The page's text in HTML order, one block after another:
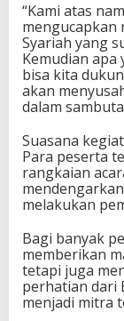
“Kami atas
mengucapkan
Syariah yang
Kemudian apa
bisa kita
akan
dalam
Suasana
Para peserta
rangkaian
melakukan
Bagi banyak
memberikan
tetapi juga
perhatian dari
menjadi mitra